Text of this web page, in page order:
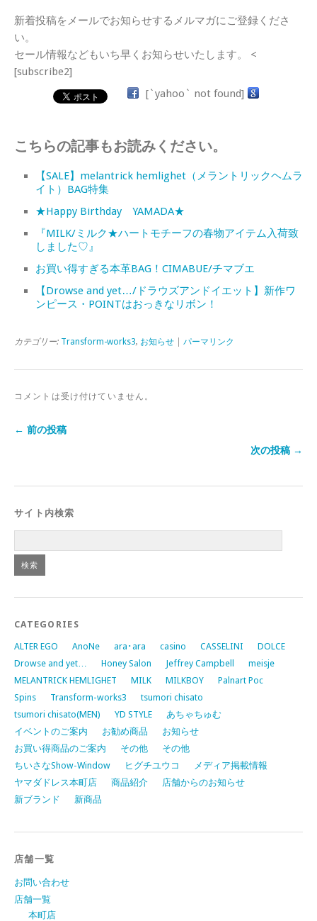
新着投稿をメールでお知らせするメルマガにご登録くださ
い。
セール情報などもいち早くお知らせいたします。 <
[subscribe2]
[`yahoo` not found]
こちらの記事もお読みください。
【SALE】melantrick hemlighet（メラントリックヘムラ
イト）BAG特集
★Happy Birthday YAMADA★
『MILK/ミルク★ハートモチーフの春物アイテム入荷致
しました♡』
お買い得すぎる本革BAG！CIMABUE/チマブエ
【Drowse and yet…/ドラウズアンドイエット】新作ワ
ンピース・POINTはおっきなリボン！
カテゴリー: Transform-works3, お知らせ パーマリンク
コメントは受け付けていません。
← 前の投稿
次の投稿 →
サイト内検索
CATEGORIES
ALTER EGO AnoNe ara･ara casino CASSELINI
DOLCE
Drowse and yet…
Honey Salon Jeffrey Campbell
meisje
MELANTRICK HEMLIGHET
MILK MILKBOY
Palnart Poc
Spins
Transform-works3
tsumori chisato
tsumori chisato(MEN)
YD STYLE
あちゃちゅむ
イベントのご案内
お勧め商品
お知らせ
お買い得商品のご案内
その他
その他
ちいさなShow-Window
ヒグチユウコ
メディア掲載情報
ヤマダドレス本町店
商品紹介
店舗からのお知らせ
新ブランド
新商品
店舗一覧
お問い合わせ
店舗一覧
本町店